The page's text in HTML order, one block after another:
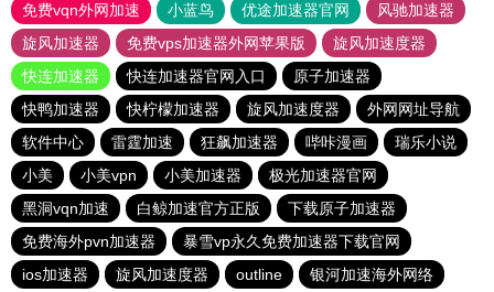
免费vqn外网加速
小蓝鸟 优途加速器官网
风驰加速器
旋风加速器
免费vps加速器外网苹果版
旋风加速度器
快连加速器
快连加速器官网入口
原子加速器
快鸭加速器
快柠檬加速器 旋风加速度器
外网网址导航
软件中心
雷霆加速 狂飙加速器 哔咔漫画
瑞乐小说
小美
小美vpn 小美加速器
极光加速器官网
黑洞vqn加速
白鲸加速官方正版
下载原子加速器
免费海外pvn加速器
暴雪vp永久免费加速器下载官网
ios加速器
旋风加速度器 outline 银河加速海外网络